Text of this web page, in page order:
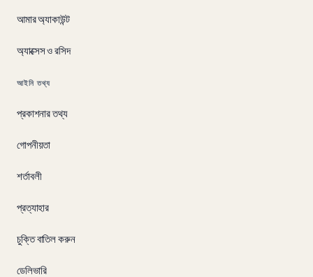
আমার অ্যাকাউন্ট
অ্যাক্সেস ও রসিদ
আইনি তথ্য
প্রকাশনার তথ্য
গোপনীয়তা
শর্তাবলী
প্রত্যাহার
চুক্তি বাতিল করুন
ডেলিভারি